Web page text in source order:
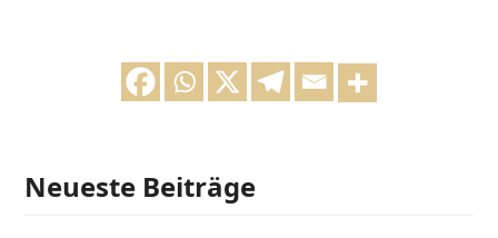
Neueste Beiträge